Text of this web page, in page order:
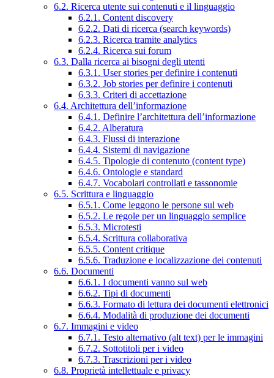
6.2. Ricerca utente sui contenuti e il linguaggio
6.2.1. Content discovery
6.2.2. Dati di ricerca (search keywords)
6.2.3. Ricerca tramite analytics
6.2.4. Ricerca sui forum
6.3. Dalla ricerca ai bisogni degli utenti
6.3.1. User stories per definire i contenuti
6.3.2. Job stories per definire i contenuti
6.3.3. Criteri di accettazione
6.4. Architettura dell’informazione
6.4.1. Definire l’architettura dell’informazione
6.4.2. Alberatura
6.4.3. Flussi di interazione
6.4.4. Sistemi di navigazione
6.4.5. Tipologie di contenuto (content type)
6.4.6. Ontologie e standard
6.4.7. Vocabolari controllati e tassonomie
6.5. Scrittura e linguaggio
6.5.1. Come leggono le persone sul web
6.5.2. Le regole per un linguaggio semplice
6.5.3. Microtesti
6.5.4. Scrittura collaborativa
6.5.5. Content critique
6.5.6. Traduzione e localizzazione dei contenuti
6.6. Documenti
6.6.1. I documenti vanno sul web
6.6.2. Tipi di documenti
6.6.3. Formato di lettura dei documenti elettronici
6.6.4. Modalità di produzione dei documenti
6.7. Immagini e video
6.7.1. Testo alternativo (alt text) per le immagini
6.7.2. Sottotitoli per i video
6.7.3. Trascrizioni per i video
6.8. Proprietà intellettuale e privacy